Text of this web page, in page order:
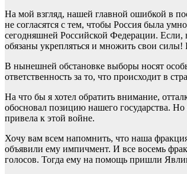
На мой взгляд, нашей главной ошибкой в
не согласятся с тем, чтобы Россия была
сегодняшней Российской Федерации. Если,
обязаны укрепляться и множить свои
В нынешней обстановке выборы носят
ответственность за то, что происходит в
На что бы я хотел обратить внимание,
обосновал позицию нашего государства. Но
привела к этой войне.
Хочу вам всем напомнить, что наша
объявили ему импичмент. И все восемь
голосов. Тогда ему на помощь пришли